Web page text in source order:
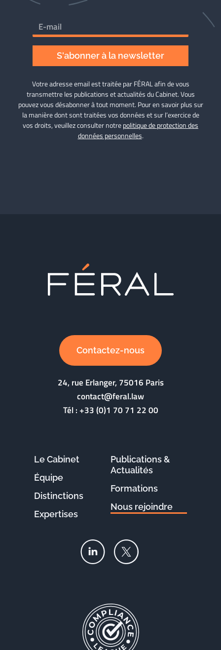
S'abonner à la newsletter
Votre adresse email est traitée par FÉRAL afin de vous
transmettre les publications et actualités du Cabinet. Vous
pouvez vous désabonner à tout moment. Pour en savoir plus sur
la manière dont sont traitées vos données et sur l’exercice de
vos droits, veuillez consulter notrepolitique de protection des
données personnelles.
Contactez-nous
24, rue Erlanger, 75016 Paris
contact@feral.law
Tél :+33 (0)1 70 71 22 00
Le Cabinet
Équipe
Distinctions
Expertises
Publications &
Actualités
Formations
Nous rejoindre